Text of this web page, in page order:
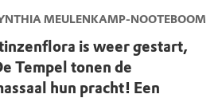
MEULENKAMP-NOOTEBOOM
is weer gestart,
Tempel tonen de
hun pracht! Een